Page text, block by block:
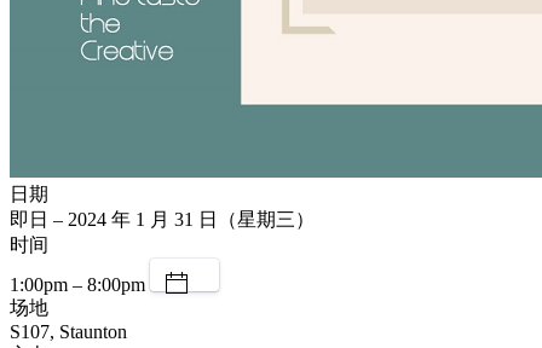
日期
即日 – 2024 年 1 月 31 日（星期三）
时间
1:00pm – 8:00pm
场地
S107, Staunton